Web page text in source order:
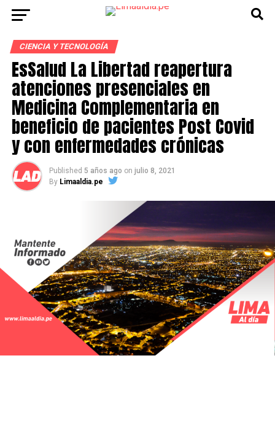
CIENCIA Y TECNOLOGÍA
EsSalud La Libertad reapertura
atenciones presenciales en
Medicina Complementaria en
beneficio de pacientes Post Covid
y con enfermedades crónicas
Published 5 años ago on julio 8, 2021
By Limaaldia.pe